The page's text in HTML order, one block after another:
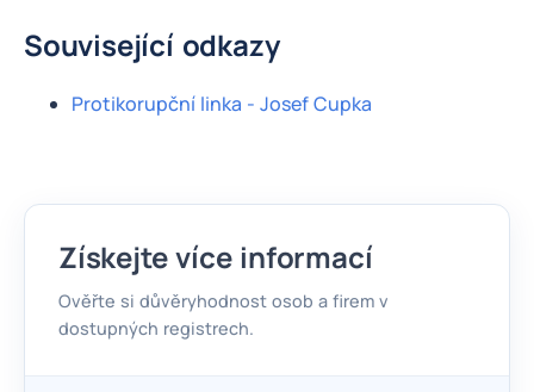
Související odkazy
Protikorupční linka - Josef Cupka
Získejte více informací
Ověřte si důvěryhodnost osob a firem v
dostupných registrech.